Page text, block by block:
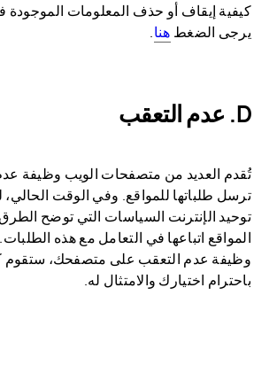
كيفية إيقاف أو حذف المعلومات الموجودة
يرجى الضغط هنا.
D. عدم التعقب
تُقدم العديد من متصفحات الويب وظيفة
ترسل طلباتها للمواقع. وفي الوقت
توحيد الإنترنت السياسات التي توضح
المواقع اتباعها في التعامل مع هذه
باحترام اختيارك والامتثال له.